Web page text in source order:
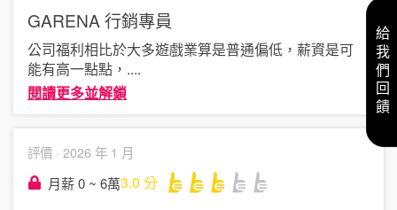
GARENA 行銷專員
公司福利相比於大多遊戲業算是普通偏低，薪資是可
能有高一點點， ....
閱讀更多並解鎖
評價 · 2026 年 1 月
月薪 0 ~ 6萬3.0 分
給我們回饋